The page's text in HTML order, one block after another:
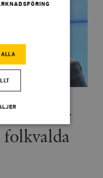
förmår
ALLA